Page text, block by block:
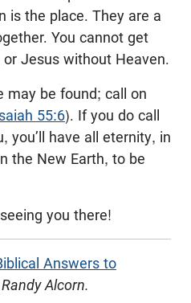
is the place. They are a
You cannot get
Jesus without Heaven.
may be found; call on
55:6). If you do call
you’ll have all eternity, in
the New Earth, to be
you there!
Answers to
Alcorn.